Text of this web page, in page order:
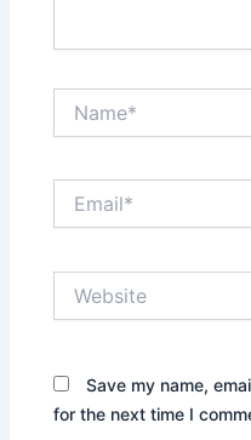
Save my name,
for the next time I